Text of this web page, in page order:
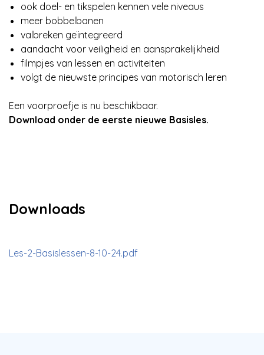
ook doel- en tikspelen kennen vele niveaus
meer bobbelbanen
valbreken geïntegreerd
aandacht voor veiligheid en aansprakelijkheid
filmpjes van lessen en activiteiten
volgt de nieuwste principes van motorisch leren
Een voorproefje is nu beschikbaar.
Download onder de eerste nieuwe Basisles.
Downloads
Les-2-Basislessen-8-10-24.pdf